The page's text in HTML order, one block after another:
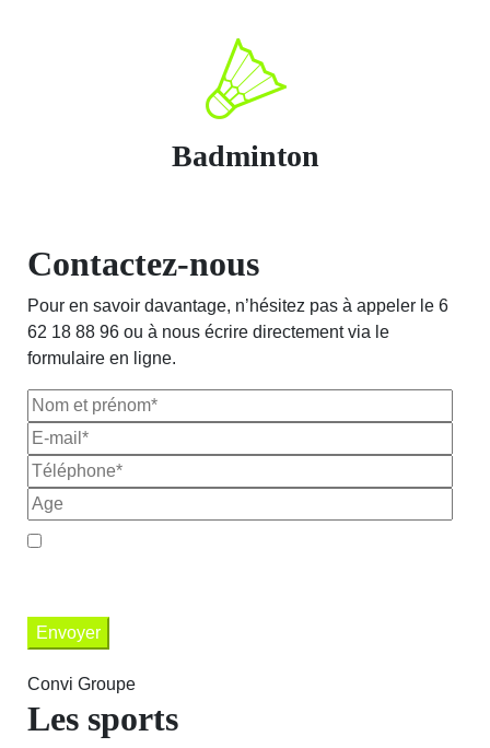
Badminton
Contactez-nous
Pour en savoir davantage, n’hésitez pas à appeler le 6
62 18 88 96 ou à nous écrire directement via le
formulaire en ligne.
Envoyer
Convi Groupe
Les sports